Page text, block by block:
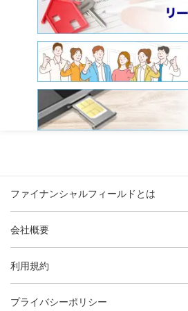
ファイナンシャルフィールドとは
会社概要
利用規約
プライバシーポリシー